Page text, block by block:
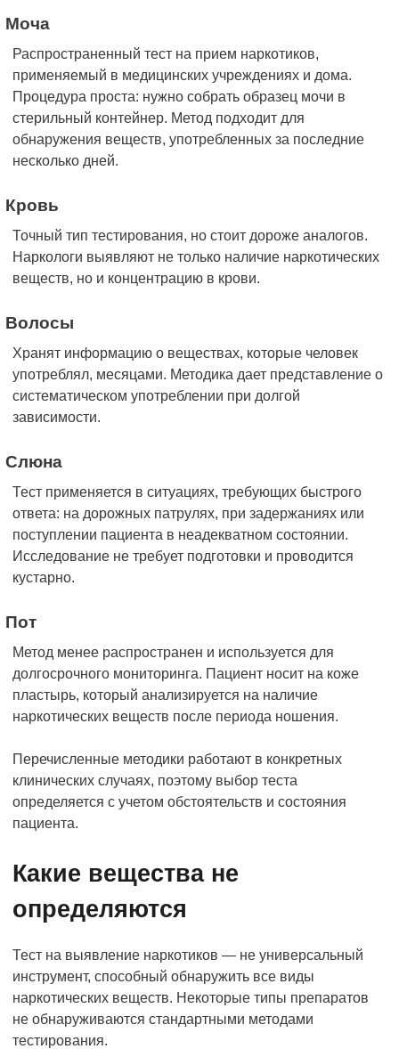
Моча
Распространенный тест на прием наркотиков,
применяемый в медицинских учреждениях и дома.
Процедура проста: нужно собрать образец мочи в
стерильный контейнер. Метод подходит для
обнаружения веществ, употребленных за последние
несколько дней.
Кровь
Точный тип тестирования, но стоит дороже аналогов.
Наркологи выявляют не только наличие наркотических
веществ, но и концентрацию в крови.
Волосы
Хранят информацию о веществах, которые человек
употреблял, месяцами. Методика дает представление о
систематическом употреблении при долгой
зависимости.
Слюна
Тест применяется в ситуациях, требующих быстрого
ответа: на дорожных патрулях, при задержаниях или
поступлении пациента в неадекватном состоянии.
Исследование не требует подготовки и проводится
кустарно.
Пот
Метод менее распространен и используется для
долгосрочного мониторинга. Пациент носит на коже
пластырь, который анализируется на наличие
наркотических веществ после периода ношения.
Перечисленные методики работают в конкретных
клинических случаях, поэтому выбор теста
определяется с учетом обстоятельств и состояния
пациента.
Какие вещества не
определяются
Тест на выявление наркотиков — не универсальный
инструмент, способный обнаружить все виды
наркотических веществ. Некоторые типы препаратов
не обнаруживаются стандартными методами
тестирования.